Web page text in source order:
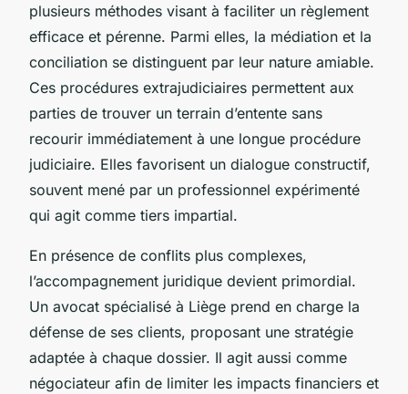
plusieurs méthodes visant à faciliter un règlement
efficace et pérenne. Parmi elles, la médiation et la
conciliation se distinguent par leur nature amiable.
Ces procédures extrajudiciaires permettent aux
parties de trouver un terrain d’entente sans
recourir immédiatement à une longue procédure
judiciaire. Elles favorisent un dialogue constructif,
souvent mené par un professionnel expérimenté
qui agit comme tiers impartial.
En présence de conflits plus complexes,
l’accompagnement juridique devient primordial.
Un avocat spécialisé à Liège prend en charge la
défense de ses clients, proposant une stratégie
adaptée à chaque dossier. Il agit aussi comme
négociateur afin de limiter les impacts financiers et